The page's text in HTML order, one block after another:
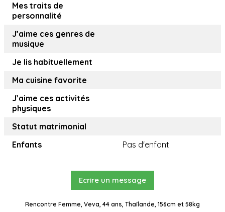
Mes traits de
personnalité
J’aime ces genres de
musique
Je lis habituellement
Ma cuisine favorite
J’aime ces activités
physiques
Statut matrimonial
Enfants
Pas d'enfant
Ecrire un message
Rencontre Femme, Veva, 44 ans, Thaïlande, 156cm et 58kg